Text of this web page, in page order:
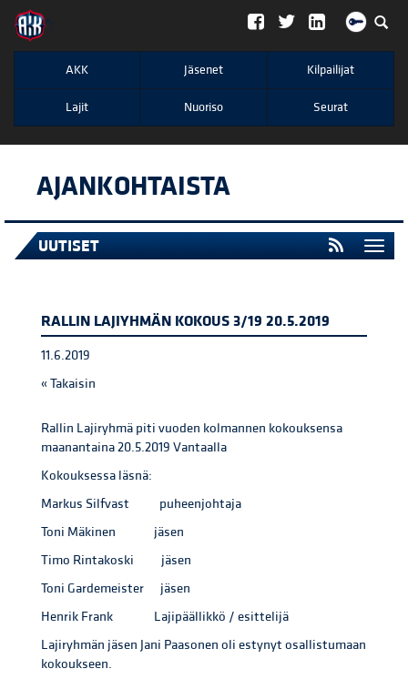
";
AKK Jäsenet Kilpailijat
Lajit Nuoriso Seurat
AJANKOHTAISTA
UUTISET
RALLIN LAJIYHMÄN KOKOUS 3/19 20.5.2019
11.6.2019
« Takaisin
Rallin Lajiryhmä piti vuoden kolmannen kokouksensa
maanantaina 20.5.2019 Vantaalla
Kokouksessa läsnä:
Markus Silfvast puheenjohtaja
Toni Mäkinen jäsen
Timo Rintakoski jäsen
Toni Gardemeister jäsen
Henrik Frank Lajipäällikkö / esittelijä
Lajiryhmän jäsen Jani Paasonen oli estynyt osallistumaan
kokoukseen.